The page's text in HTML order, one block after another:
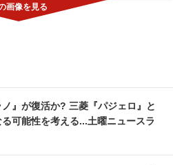
ノ』が復活か? 三菱『パジェロ』と
る可能性を考える...土曜ニュースラ